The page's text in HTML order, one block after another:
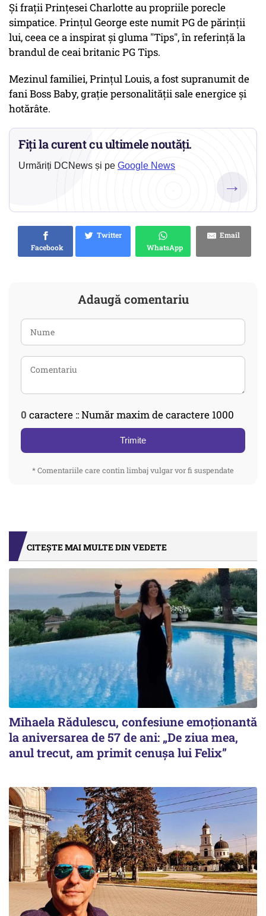
Și frații Prințesei Charlotte au propriile porecle
simpatice. Prințul George este numit PG de părinții
lui, ceea ce a inspirat și gluma "Tips", în referință la
brandul de ceai britanic PG Tips.
Mezinul familiei, Prințul Louis, a fost supranumit de
fani Boss Baby, grație personalității sale energice și
hotărâte.
Fiți la curent cu ultimele noutăți.
Urmăriți DCNews și pe Google News
→
Facebook
Twitter
WhatsApp
Email
Adaugă comentariu
0 caractere :: Număr maxim de caractere 1000
Trimite
* Comentariile care contin limbaj vulgar vor fi suspendate
CITEȘTE MAI MULTE DIN VEDETE
Mihaela Rădulescu, confesiune emoționantă
la aniversarea de 57 de ani: „De ziua mea,
anul trecut, am primit cenușa lui Felix”